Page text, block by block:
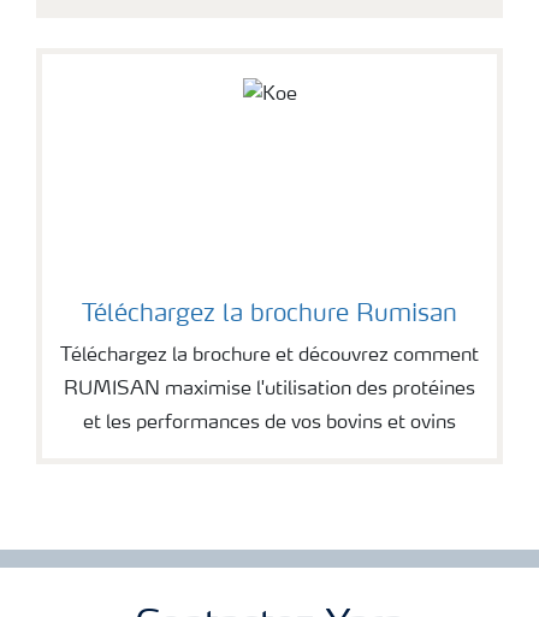
Téléchargez la brochure Rumisan
Téléchargez la brochure et découvrez comment
RUMISAN maximise l'utilisation des protéines
et les performances de vos bovins et ovins